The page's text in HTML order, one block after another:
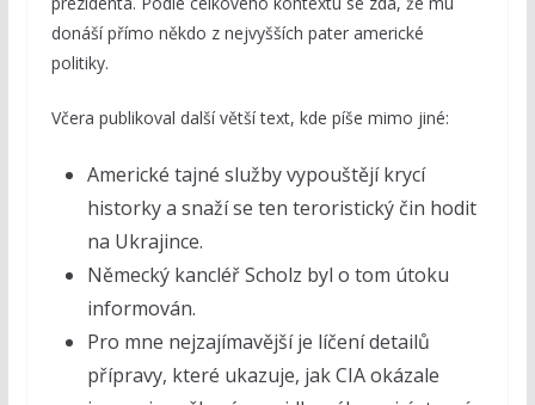
donáší přímo někdo z nejvyšších pater americké
politiky.
Včera publikoval další větší text, kde píše mimo jiné:
Americké tajné služby vypouštějí krycí
historky a snaží se ten teroristický čin hodit
na Ukrajince.
Německý kancléř Scholz byl o tom útoku
informován.
Pro mne nejzajímavější je líčení detailů
přípravy, které ukazuje, jak CIA okázale